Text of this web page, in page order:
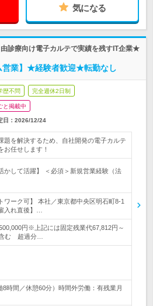
気になる
診療向け電子カルテで実績を残すIT企業★
営業】★経験者歓迎★転勤なし
歴不問 完全週休2日制
と掲載中
日： 2026/12/24
題を解決するため、自社開発の電子カルテ
お任せします！
かして活躍】 ＜必須＞新規営業経験（法
ワーク可】 本社／東京都中央区明石町8-1
入れ直後】…
円※上記には固定残業代67,812円～
む 超過分…
8時間／休憩60分）時間外労働：有残業月